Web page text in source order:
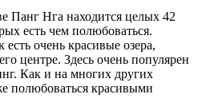
Панг Нга находится целых 42
есть чем полюбоваться.
очень красивые озера,
центре. Здесь очень популярен
Как и на многих других
полюбоваться красивыми